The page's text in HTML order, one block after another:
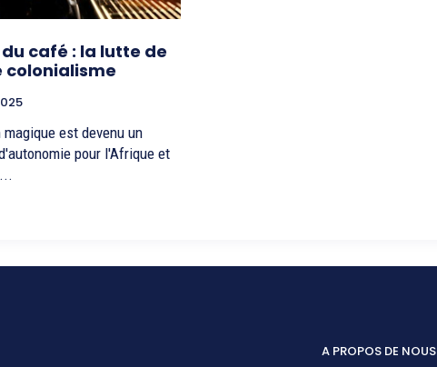
café : la lutte de
colonialisme
est devenu un
pour l'Afrique et
A PROPOS DE NOUS